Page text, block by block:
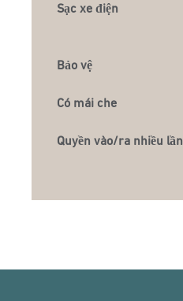
Sạc xe điện
Bảo vệ
Có mái che
Quyền vào/ra nhiều lần